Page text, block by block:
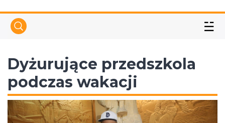
☱
Dyżurujące przedszkola
podczas wakacji